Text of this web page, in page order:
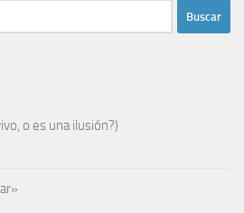
o es una ilusión?)